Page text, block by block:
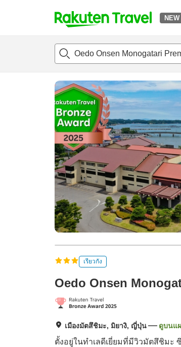
NEW
t
p
a
g
e
_
s
e
a
r
c
h
แนะนำที่พักห้องพักและแพลนพักรีวิว ไฮไ
เรียวกัง
Oedo Onsen
เมืองมัตสึชิมะ, มิยางิ, ญี่ปุ่น ดูบนแ
ตั้งอยู่ในทำเลดีเยี่ยมที่มีวิวมัตสึชิมะ